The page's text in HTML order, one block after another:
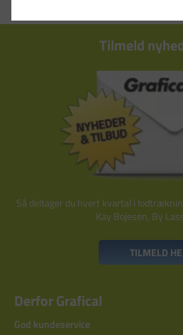
Tilmeld
Så deltager du hvert kvartal i
Kay Bojesen, By
TILMELD
Derfor Grafical
God kundeservice